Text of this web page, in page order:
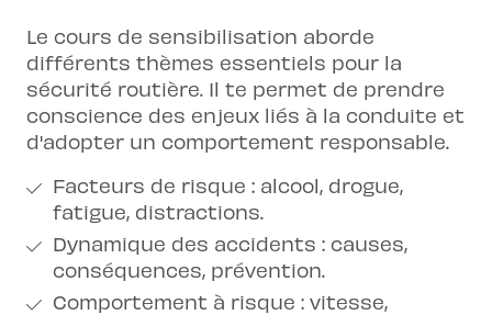
Le cours de sensibilisation aborde
différents thèmes essentiels pour la
sécurité routière. Il te permet de prendre
conscience des enjeux liés à la conduite et
d'adopter un comportement responsable.
Facteurs de risque : alcool, drogue,
fatigue, distractions.
Dynamique des accidents : causes,
conséquences, prévention.
Comportement à risque : vitesse,